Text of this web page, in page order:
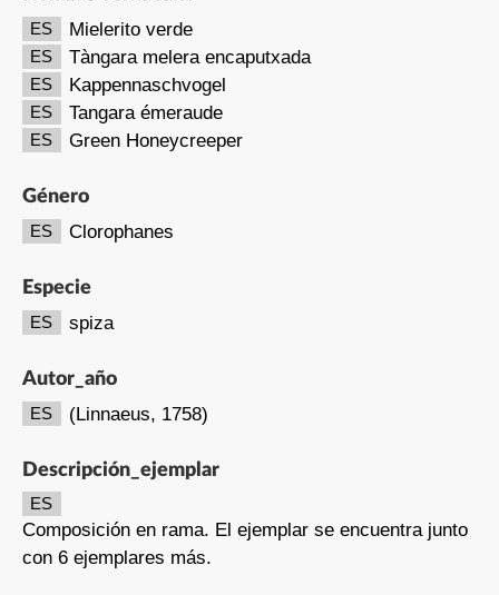
ES Mielerito verde
ES Tàngara melera encaputxada
ES Kappennaschvogel
ES Tangara émeraude
ES Green Honeycreeper
Género
ES Clorophanes
Especie
ES spiza
Autor_año
ES (Linnaeus, 1758)
Descripción_ejemplar
ES
Composición en rama. El ejemplar se encuentra junto
con 6 ejemplares más.